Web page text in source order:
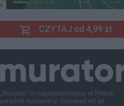
CZYTAJ od 4,99 zł
„Murator” to najpopularniejszy w Polsce
poradnik budowlany. Od ponad 40 lat